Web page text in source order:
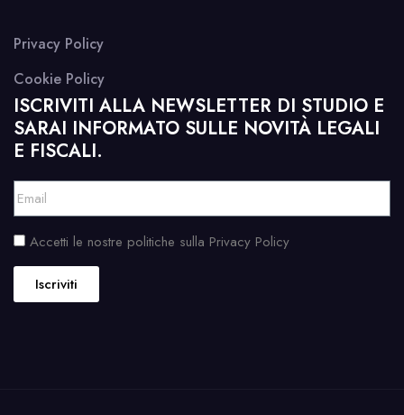
Privacy Policy
Cookie Policy
ISCRIVITI ALLA NEWSLETTER DI STUDIO E
SARAI INFORMATO SULLE NOVITÀ LEGALI
E FISCALI.
Accetti le nostre politiche sulla Privacy Policy
Iscriviti